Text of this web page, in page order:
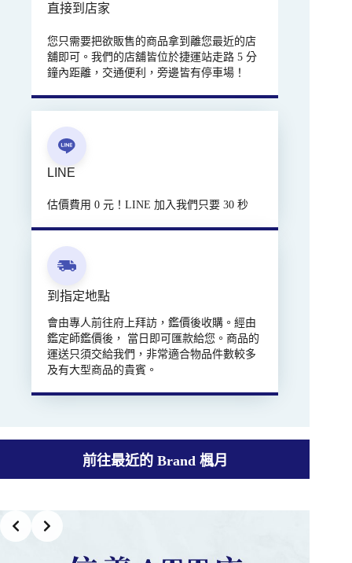
直接到店家
您只需要把欲販售的商品拿到離您最近的店
舖即可。我們的店舖皆位於捷運站走路 5 分
鐘內距離，交通便利，旁邊皆有停車場！
LINE
估價費用 0 元！LINE 加入我們只要 30 秒
到指定地點
會由專人前往府上拜訪，鑑價後收購。經由
鑑定師鑑價後， 當日即可匯款給您。商品的
運送只須交給我們，非常適合物品件數較多
及有大型商品的貴賓。
前往最近的 Brand 楓月